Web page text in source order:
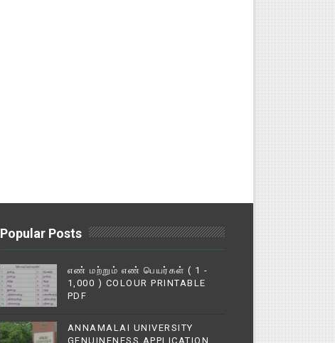
Popular Posts
எண் மற்றும் எண் பெயர்கள் ( 1 -
1,000 ) COLOUR PRINTABLE
PDF
ANNAMALAI UNIVERSITY
GENUINENESS APPLICATION